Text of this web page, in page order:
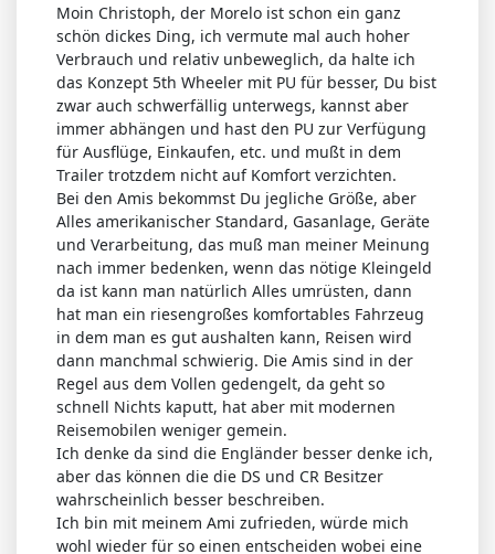
Moin Christoph, der Morelo ist schon ein ganz
schön dickes Ding, ich vermute mal auch hoher
Verbrauch und relativ unbeweglich, da halte ich
das Konzept 5th Wheeler mit PU für besser, Du bist
zwar auch schwerfällig unterwegs, kannst aber
immer abhängen und hast den PU zur Verfügung
für Ausflüge, Einkaufen, etc. und mußt in dem
Trailer trotzdem nicht auf Komfort verzichten.
Bei den Amis bekommst Du jegliche Größe, aber
Alles amerikanischer Standard, Gasanlage, Geräte
und Verarbeitung, das muß man meiner Meinung
nach immer bedenken, wenn das nötige Kleingeld
da ist kann man natürlich Alles umrüsten, dann
hat man ein riesengroßes komfortables Fahrzeug
in dem man es gut aushalten kann, Reisen wird
dann manchmal schwierig. Die Amis sind in der
Regel aus dem Vollen gedengelt, da geht so
schnell Nichts kaputt, hat aber mit modernen
Reisemobilen weniger gemein.
Ich denke da sind die Engländer besser denke ich,
aber das können die die DS und CR Besitzer
wahrscheinlich besser beschreiben.
Ich bin mit meinem Ami zufrieden, würde mich
wohl wieder für so einen entscheiden wobei eine